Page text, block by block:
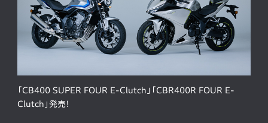
「CB400 SUPER FOUR E-Clutch」「CBR400R FOUR E-
Clutch」発売！